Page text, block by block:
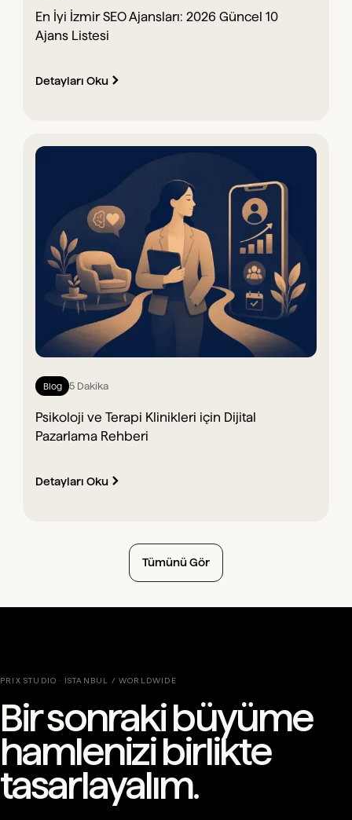
En İyi İzmir SEO Ajansları: 2026 Güncel 10
Ajans Listesi
Detayları Oku
Blog 5 Dakika
Psikoloji ve Terapi Klinikleri için Dijital
Pazarlama Rehberi
Detayları Oku
Tümünü Gör
PRIX STUDIO · İSTANBUL / WORLDWIDE
Bir sonraki büyüme
hamlenizi birlikte
tasarlayalım.